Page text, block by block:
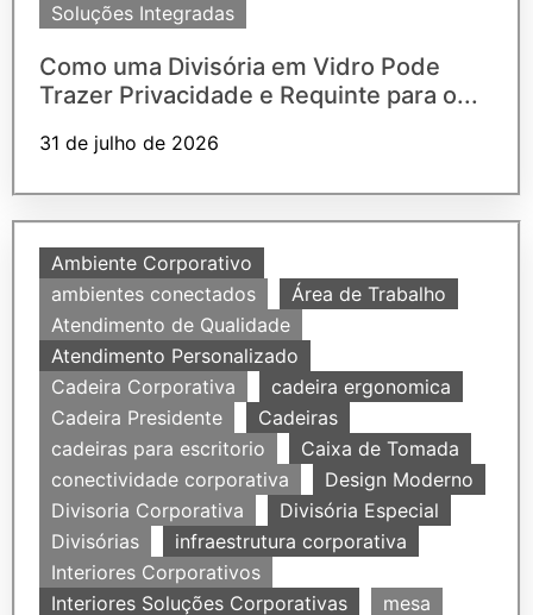
Soluções Integradas
Como uma Divisória em Vidro Pode
Trazer Privacidade e Requinte para o...
31 de julho de 2026
Ambiente Corporativo
ambientes conectados
Área de Trabalho
Atendimento de Qualidade
Atendimento Personalizado
Cadeira Corporativa
cadeira ergonomica
Cadeira Presidente
Cadeiras
cadeiras para escritorio
Caixa de Tomada
conectividade corporativa
Design Moderno
Divisoria Corporativa
Divisória Especial
Divisórias
infraestrutura corporativa
Interiores Corporativos
Interiores Soluções Corporativas
mesa